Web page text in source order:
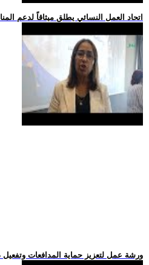
.. اتحاد العمل النسائي يطلق ميثاقاً لدعم
.. ورشة عمل لتعزيز حماية المدافعات وتفعيل